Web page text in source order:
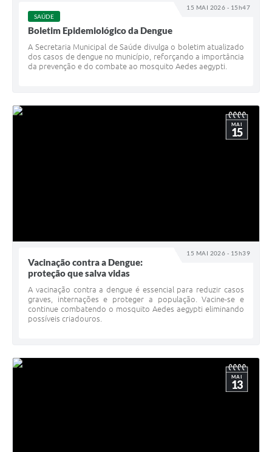
15 MAI 2026 - 15h47
SAÚDE
Boletim Epidemiológico da Dengue
A Secretaria Municipal de Saúde divulga o boletim atualizado
dos casos de dengue no município, reforçando a importância
da prevenção e do combate ao mosquito Aedes aegypti.
15 MAI 2026 - 15h39
MAI
15
Vacinação contra a Dengue:
proteção que salva vidas
A vacinação contra a dengue é essencial para reduzir casos
graves, internações e proteger a população. Vacine-se e
continue combatendo o mosquito Aedes aegypti eliminando
possíveis criadouros.
MAI
13